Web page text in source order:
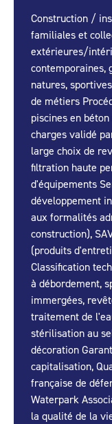
Construction /
familiales et
extérieures/
contemporaines,
natures,
de métiers
piscines en
charges validé
large choix de
filtration haute
d'équipements
développement
aux formalités
construction),
(produits
Classification
à débordement,
immergées,
traitement de
stérilisation au
décoration
capitalisation,
française de
Waterpark
la qualité de la